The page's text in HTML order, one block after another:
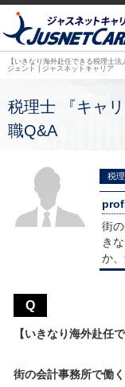
【いきなり海外赴任できる税理士
ジェント | ジャスネットキャリア
税理士 『キャ
職Q&A
税
街
き
か
Q
【いきなり海外赴任
街の会計事務所で働